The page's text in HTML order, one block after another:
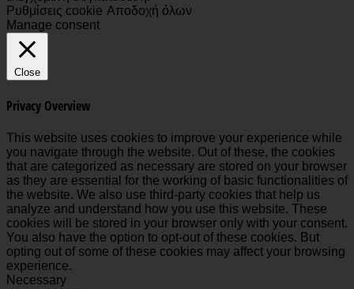
Ρυθμίσεις cookie Αποδοχή όλων
Manage consent
Close
Privacy Overview
This website uses cookies to improve your experience while
you navigate through the website. Out of these, the cookies
that are categorized as necessary are stored on your browser
as they are essential for the working of basic functionalities of
the website. We also use third-party cookies that help us
analyze and understand how you use this website. These
cookies will be stored in your browser only with your consent.
You also have the option to opt-out of these cookies. But
opting out of some of these cookies may affect your browsing
experience.
Necessary